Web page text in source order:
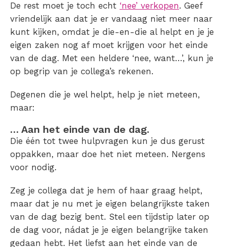
De rest moet je toch echt ‘nee’ verkopen. Geef
vriendelijk aan dat je er vandaag niet meer naar
kunt kijken, omdat je die-en-die al helpt en je je
eigen zaken nog af moet krijgen voor het einde
van de dag. Met een heldere ‘nee, want…’, kun je
op begrip van je collega’s rekenen.
Degenen die je wel helpt, help je niet meteen,
maar:
… Aan het einde van de dag.
Die één tot twee hulpvragen kun je dus gerust
oppakken, maar doe het niet meteen. Nergens
voor nodig.
Zeg je collega dat je hem of haar graag helpt,
maar dat je nu met je eigen belangrijkste taken
van de dag bezig bent. Stel een tijdstip later op
de dag voor, nádat je je eigen belangrijke taken
gedaan hebt. Het liefst aan het einde van de